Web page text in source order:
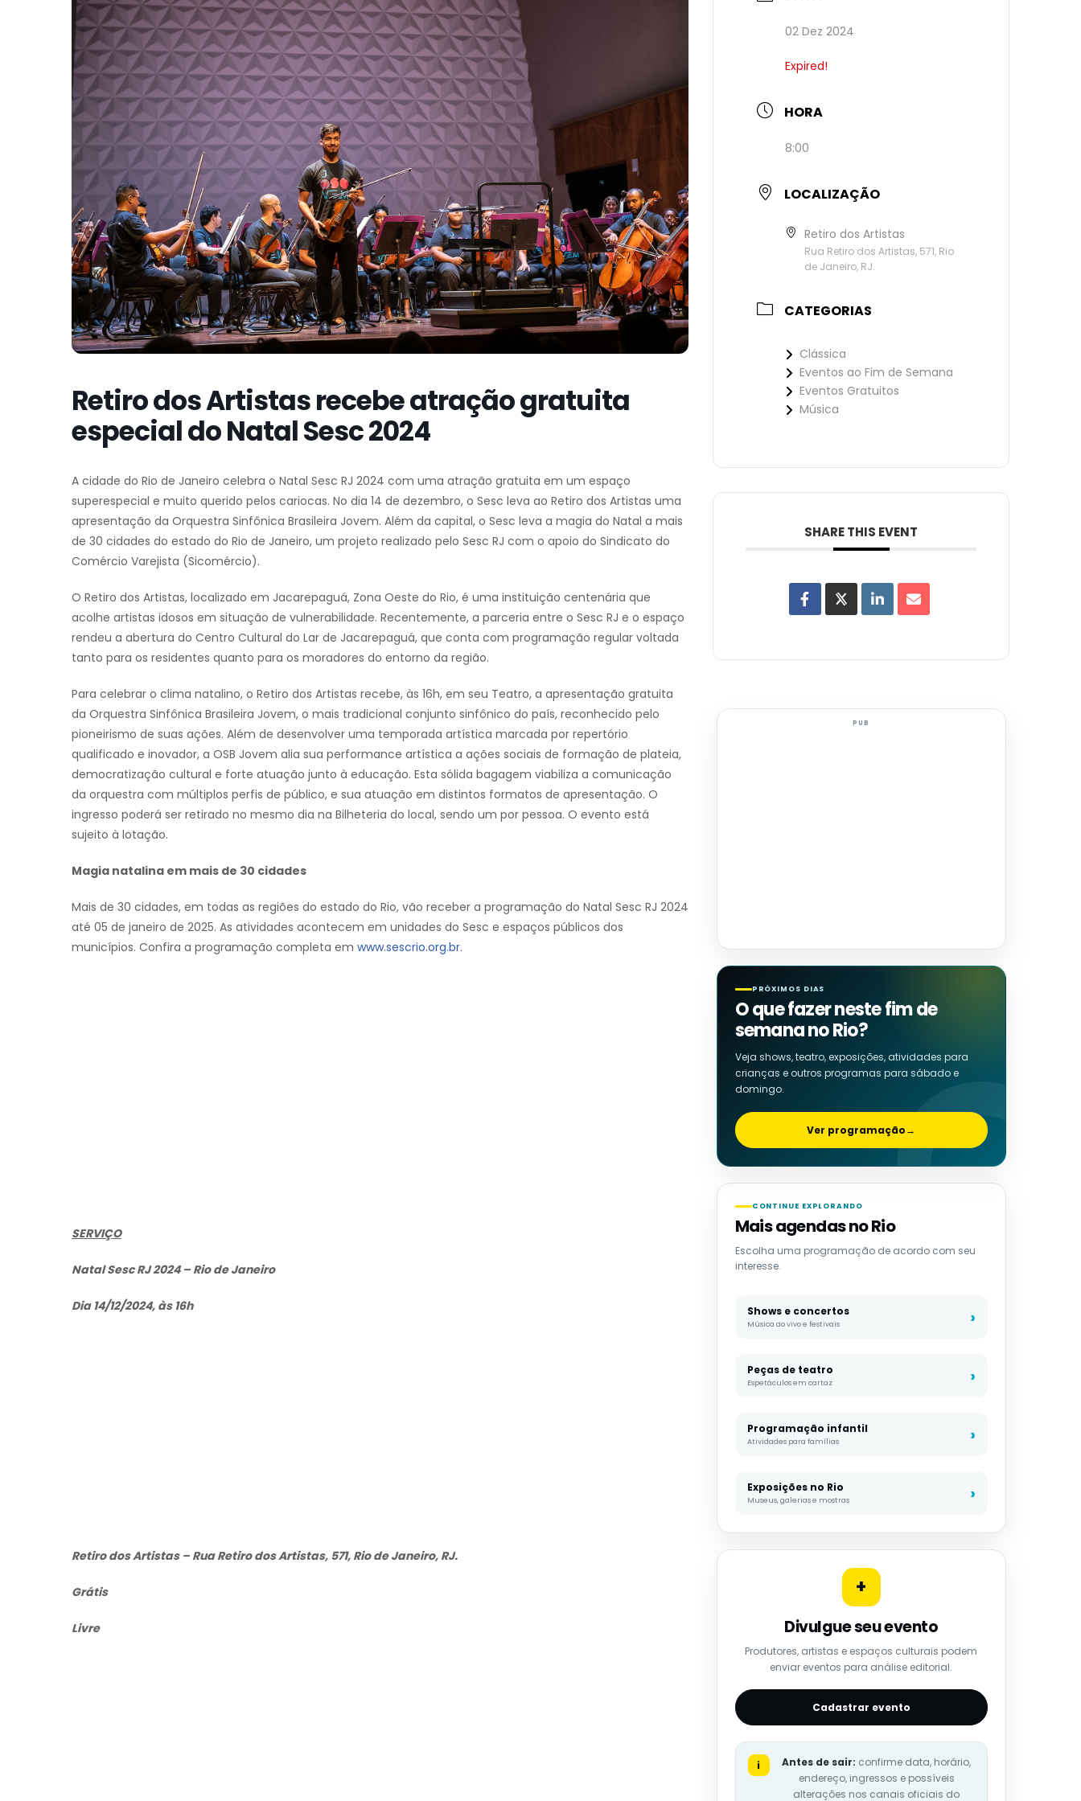
Retiro dos Artistas recebe atração gratuita
especial do Natal Sesc 2024
A cidade do Rio de Janeiro celebra o Natal Sesc RJ 2024 com uma atração gratuita em um espaço
superespecial e muito querido pelos cariocas. No dia 14 de dezembro, o Sesc leva ao Retiro dos Artistas uma
apresentação da Orquestra Sinfônica Brasileira Jovem. Além da capital, o Sesc leva a magia do Natal a mais
de 30 cidades do estado do Rio de Janeiro, um projeto realizado pelo Sesc RJ com o apoio do Sindicato do
Comércio Varejista (Sicomércio).
O Retiro dos Artistas, localizado em Jacarepaguá, Zona Oeste do Rio, é uma instituição centenária que
acolhe artistas idosos em situação de vulnerabilidade. Recentemente, a parceria entre o Sesc RJ e o espaço
rendeu a abertura do Centro Cultural do Lar de Jacarepaguá, que conta com programação regular voltada
tanto para os residentes quanto para os moradores do entorno da região.
Para celebrar o clima natalino, o Retiro dos Artistas recebe, às 16h, em seu Teatro, a apresentação gratuita
da Orquestra Sinfônica Brasileira Jovem, o mais tradicional conjunto sinfônico do país, reconhecido pelo
pioneirismo de suas ações. Além de desenvolver uma temporada artística marcada por repertório
qualificado e inovador, a OSB Jovem alia sua performance artística a ações sociais de formação de plateia,
democratização cultural e forte atuação junto à educação. Esta sólida bagagem viabiliza a comunicação
da orquestra com múltiplos perfis de público, e sua atuação em distintos formatos de apresentação. O
ingresso poderá ser retirado no mesmo dia na Bilheteria do local, sendo um por pessoa. O evento está
sujeito à lotação.
Magia natalina em mais de 30 cidades
Mais de 30 cidades, em todas as regiões do estado do Rio, vão receber a programação do Natal Sesc RJ 2024
até 05 de janeiro de 2025. As atividades acontecem em unidades do Sesc e espaços públicos dos
municípios. Confira a programação completa em www.sescrio.org.br.
SERVIÇO
Natal Sesc RJ 2024 – Rio de Janeiro
Dia 14/12/2024, às 16h
Retiro dos Artistas – Rua Retiro dos Artistas, 571, Rio de Janeiro, RJ.
Grátis
Livre
02 Dez 2024
Expired!
HORA
8:00
LOCALIZAÇÃO
Retiro dos Artistas
Rua Retiro dos Artistas, 571, Rio
de Janeiro, RJ.
CATEGORIAS
Clássica
Eventos ao Fim de Semana
Eventos Gratuitos
Música
SHARE THIS EVENT
PUB
PRÓXIMOS DIAS
O que fazer neste fim de
semana no Rio?
Veja shows, teatro, exposições, atividades para
crianças e outros programas para sábado e
domingo.
Ver programação→
CONTINUE EXPLORANDO
Mais agendas no Rio
Escolha uma programação de acordo com seu
interesse.
Shows e concertos
Música ao vivo e festivais
Peças de teatro
Espetáculos em cartaz
Programação infantil
Atividades para famílias
Exposições no Rio
Museus, galerias e mostras
+
Divulgue seu evento
Produtores, artistas e espaços culturais podem
enviar eventos para análise editorial.
Cadastrar evento
i Antes de sair: confirme data, horário,
endereço, ingressos e possíveis
alterações nos canais oficiais do